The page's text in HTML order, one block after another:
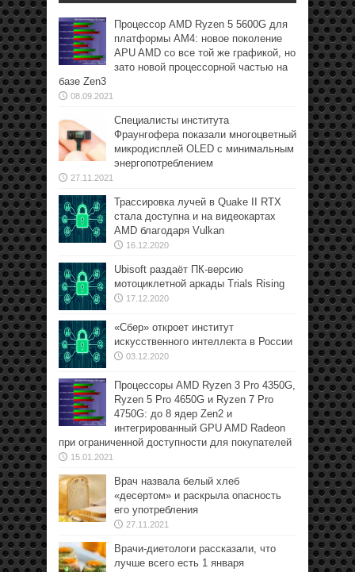
Процессор AMD Ryzen 5 5600G для
платформы АМ4: новое поколение
APU AMD со все той же графикой, но
зато новой процессорной частью на
базе Zen3
08.09.2021
Специалисты института
Фраунгофера показали многоцветный
микродисплей OLED с минимальным
энергопотреблением
27.11.2021
Трассировка лучей в Quake II RTX
стала доступна и на видеокартах
AMD благодаря Vulkan
16.12.2020
Ubisoft раздаёт ПК-версию
мотоциклетной аркады Trials Rising
17.12.2020
«Сбер» откроет институт
искусственного интеллекта в России
03.12.2020
Процессоры AMD Ryzen 3 Pro 4350G,
Ryzen 5 Pro 4650G и Ryzen 7 Pro
4750G: до 8 ядер Zen2 и
интегрированный GPU AMD Radeon
при ограниченной доступности для покупателей
15.01.2021
Врач назвала белый хлеб
«десертом» и раскрыла опасность
его употребления
27.11.2021
Врачи-диетологи рассказали, что
лучше всего есть 1 января